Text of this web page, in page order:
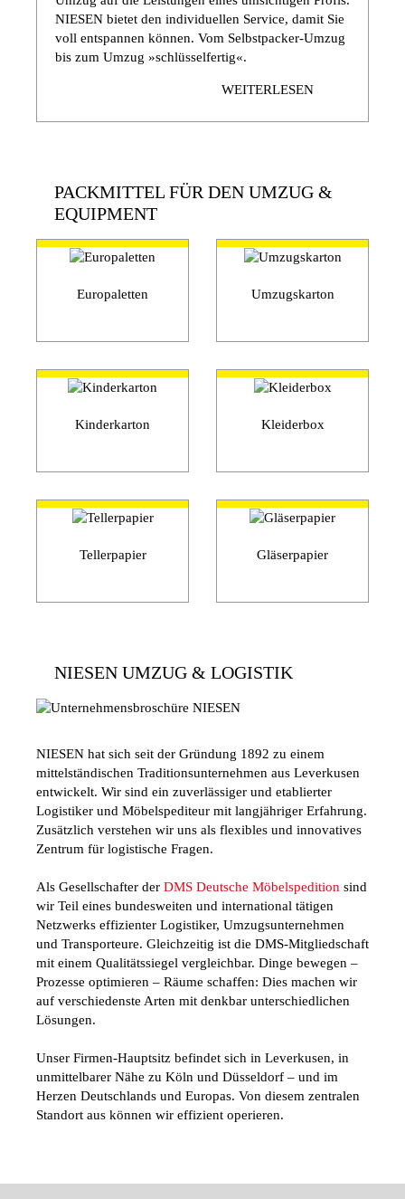
NIESEN bietet den individuellen Service, damit Sie
voll entspannen können. Vom Selbstpacker-Umzug
bis zum Umzug »schlüsselfertig«.
WEITERLESEN
PACKMITTEL FÜR DEN UMZUG &
EQUIPMENT
Europaletten Umzugskarton
Kinderkarton Kleiderbox
Tellerpapier Gläserpapier
NIESEN UMZUG & LOGISTIK
NIESEN hat sich seit der Gründung 1892 zu einem
mittelständischen Traditionsunternehmen aus Leverkusen
entwickelt. Wir sind ein zuverlässiger und etablierter
Logistiker und Möbelspediteur mit langjähriger Erfahrung.
Zusätzlich verstehen wir uns als flexibles und innovatives
Zentrum für logistische Fragen.
Als Gesellschafter der DMS Deutsche Möbelspedition sind
wir Teil eines bundesweiten und international tätigen
Netzwerks effizienter Logistiker, Umzugsunternehmen
und Transporteure. Gleichzeitig ist die DMS-Mitgliedschaft
mit einem Qualitätssiegel vergleichbar. Dinge bewegen –
Prozesse optimieren – Räume schaffen: Dies machen wir
auf verschiedenste Arten mit denkbar unterschiedlichen
Lösungen.
Unser Firmen-Hauptsitz befindet sich in Leverkusen, in
unmittelbarer Nähe zu Köln und Düsseldorf – und im
Herzen Deutschlands und Europas. Von diesem zentralen
Standort aus können wir effizient operieren.